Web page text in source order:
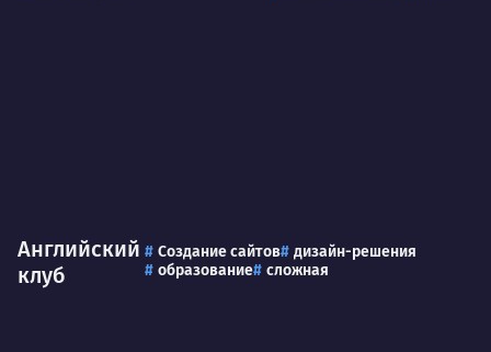
Английский
клуб
Создание сайтов
дизайн-решения
образование
сложная